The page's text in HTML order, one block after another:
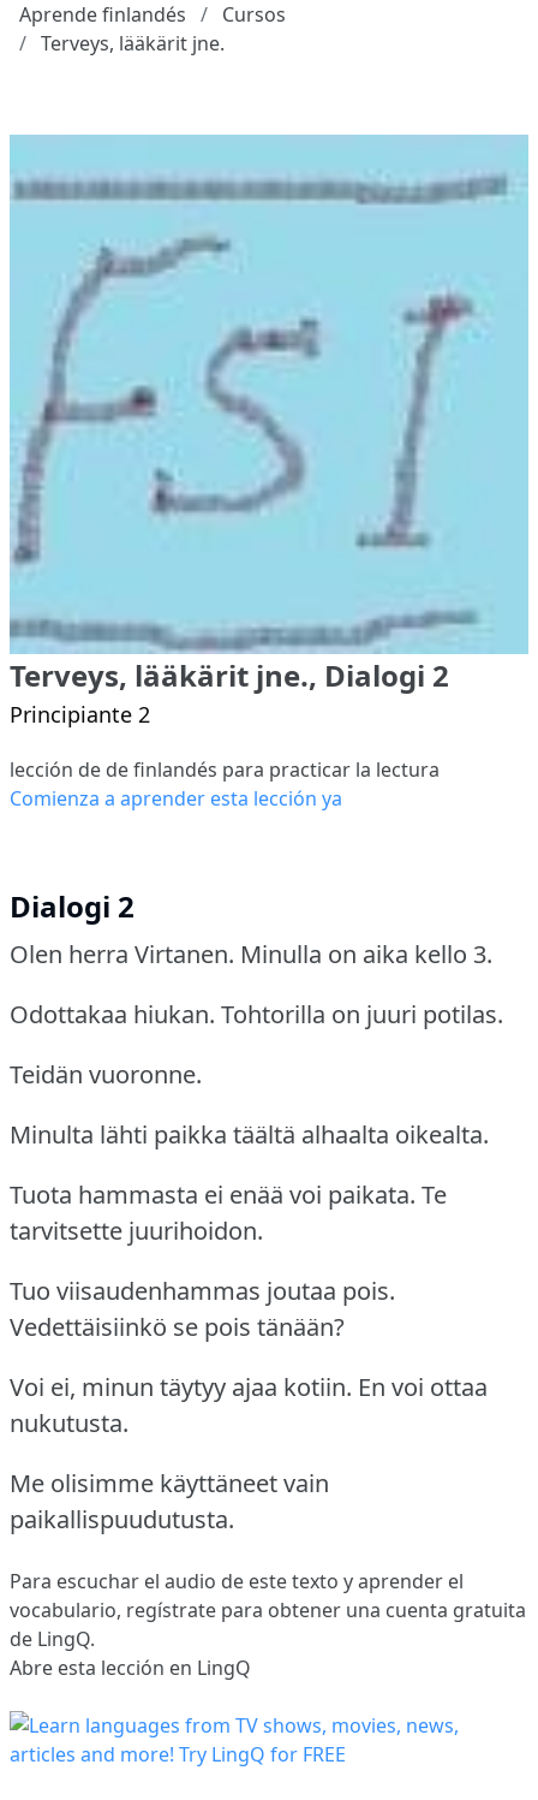
Aprende finlandés
Cursos
Terveys, lääkärit jne.
Terveys, lääkärit jne., Dialogi 2
Principiante 2
lección de de finlandés para practicar la lectura
Comienza a aprender esta lección ya
Dialogi 2
Olen herra Virtanen. Minulla on aika kello 3.
Odottakaa hiukan. Tohtorilla on juuri potilas.
Teidän vuoronne.
Minulta lähti paikka täältä alhaalta oikealta.
Tuota hammasta ei enää voi paikata. Te
tarvitsette juurihoidon.
Tuo viisaudenhammas joutaa pois.
Vedettäisiinkö se pois tänään?
Voi ei, minun täytyy ajaa kotiin. En voi ottaa
nukutusta.
Me olisimme käyttäneet vain
paikallispuudutusta.
Para escuchar el audio de este texto y aprender el
vocabulario, regístrate para obtener una cuenta gratuita
de LingQ.
Abre esta lección en LingQ